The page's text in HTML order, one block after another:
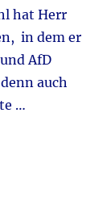
hat Herr
in dem er
AfD
auch
…